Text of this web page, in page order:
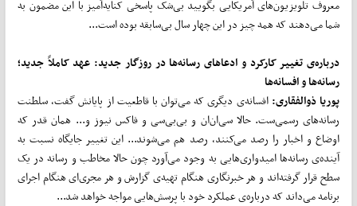
معروف تلویزیون‌های آمریکایی بگویید بی‌شک پاسخی کنایه‌آمیز با این مضمون به
شما می‌دهند که همه چیز در این چهار سال بی‌سابقه بوده است...
درباره‌ی تغییر کارکرد و ادعاهای رسانه‌ها در روزگار جدید: عهد کاملاً جدید؛
رسانه‌ها و افسانه‌ها
پوریا ذوالفقاری:افسانه‌ی دیگری که می‌توان با قاطعیت از پایانش گفت، سلطنت
رسانه‌های رسمی‌ست. حالا سی‌ان‌ان و بی‌بی‌سی و فاکس نیوز و... همان قدر که
اوضاع و اخبار را رصد می‌کنند، رصد هم می‌شوند... این تغییر جایگاه نسبت به
آینده‌ی رسانه‌ها امیدواری‌هایی به وجود می‌آورد چون حالا مخاطب و رسانه در یک
سطح قرار گرفته‌اند و هر خبرنگاری هنگام تهیه‌ی گزارش و هر مجری‌ای هنگام اجرای
برنامه می‌داند که درباره‌ی عملکرد خود با پرسش‌هایی مواجه خواهد شد...